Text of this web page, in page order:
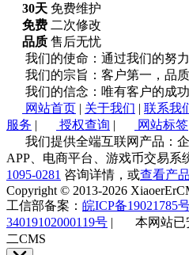
30天 免费维护
免费 二次修改
品质 售后无忧
我们的使命：通过我们的努
我们的宗旨：客户第一，品质
我们的信念：唯有客户的成
网站首页 | 关于我们 | 联系我
服务 | 授权查询 | 网站标签
我们提供全端互联网产品：
APP、电商平台、游戏币交易系
1095-0281 咨询详情，或查看产
Copyright © 2013-2026
工信部备案： 皖ICP备19021785
34019102000119号 | 本网站已
二CMS